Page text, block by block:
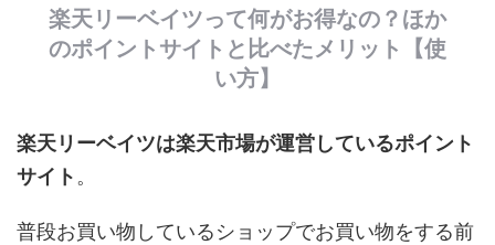
楽天リーベイツって何がお得なの？ほか
のポイントサイトと比べたメリット【使
い方】
楽天リーベイツは楽天市場が運営しているポイント
サイト 。
普段お買い物しているショップでお買い物をする前